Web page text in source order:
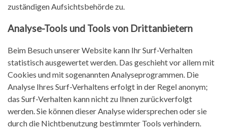
zuständigen Aufsichtsbehörde zu.
Analyse-Tools und Tools von Drittanbietern
Beim Besuch unserer Website kann Ihr Surf-Verhalten
statistisch ausgewertet werden. Das geschieht vor allem mit
Cookies und mit sogenannten Analyseprogrammen. Die
Analyse Ihres Surf-Verhaltens erfolgt in der Regel anonym;
das Surf-Verhalten kann nicht zu Ihnen zurückverfolgt
werden. Sie können dieser Analyse widersprechen oder sie
durch die Nichtbenutzung bestimmter Tools verhindern.